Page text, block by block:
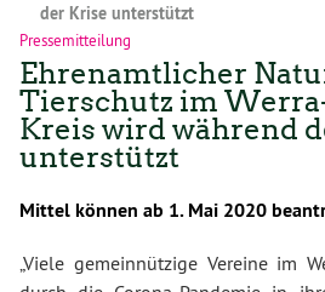
der Krise unterstützt
Pressemitteilung
Ehrenamtlicher
Tierschutz im
Kreis wird während
unterstützt
Mittel können ab 1. Mai 2020
„Viele gemeinnützige Vereine im